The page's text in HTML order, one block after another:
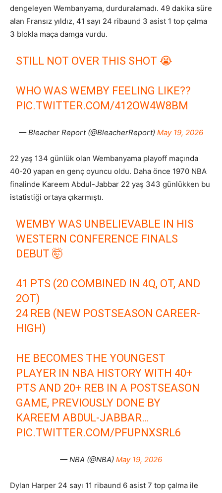
dengeleyen Wembanyama, durduralamadı. 49 dakika süre
alan Fransız yıldız, 41 sayı 24 ribaund 3 asist 1 top çalma
3 blokla maça damga vurdu.
STILL NOT OVER THIS SHOT 😭
WHO WAS WEMBY FEELING LIKE??
PIC.TWITTER.COM/412OW4W8BM
— Bleacher Report (@BleacherReport) May 19, 2026
22 yaş 134 günlük olan Wembanyama playoff maçında
40-20 yapan en genç oyuncu oldu. Daha önce 1970 NBA
finalinde Kareem Abdul-Jabbar 22 yaş 343 günlükken bu
istatistiği ortaya çıkarmıştı.
WEMBY WAS UNBELIEVABLE IN HIS
WESTERN CONFERENCE FINALS
DEBUT 🤯
41 PTS (20 COMBINED IN 4Q, OT, AND
2OT)
24 REB (NEW POSTSEASON CAREER-
HIGH)
HE BECOMES THE YOUNGEST
PLAYER IN NBA HISTORY WITH 40+
PTS AND 20+ REB IN A POSTSEASON
GAME, PREVIOUSLY DONE BY
KAREEM ABDUL-JABBAR…
PIC.TWITTER.COM/PFUPNXSRL6
— NBA (@NBA) May 19, 2026
Dylan Harper 24 sayı 11 ribaund 6 asist 7 top çalma ile